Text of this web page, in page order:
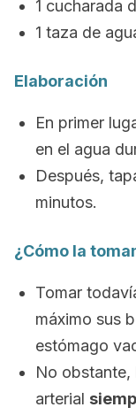
1 cucharada
1 taza de
Elaboración
En primer
en el agua
Después,
minutos.
¿Cómo la
Tomar
máximo sus
estómago
No obstante,
arterial